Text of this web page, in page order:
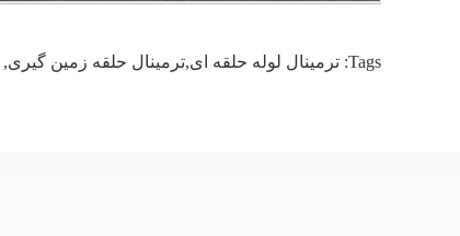
Tags: ترمینال لوله حلقه ای,ترمینال حلقه زمین گیری,